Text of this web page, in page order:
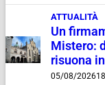
ATTUALITÀ
Un
Mistero:
risuona
05/08/2026